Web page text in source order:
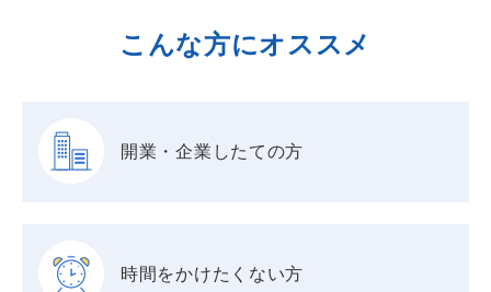
こんな方にオススメ
開業・企業したての方
時間をかけたくない方